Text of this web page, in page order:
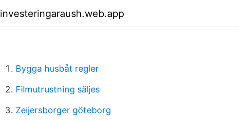
investeringaraush.web.app
Bygga husbåt regler
Filmutrustning säljes
Zeijersborger göteborg